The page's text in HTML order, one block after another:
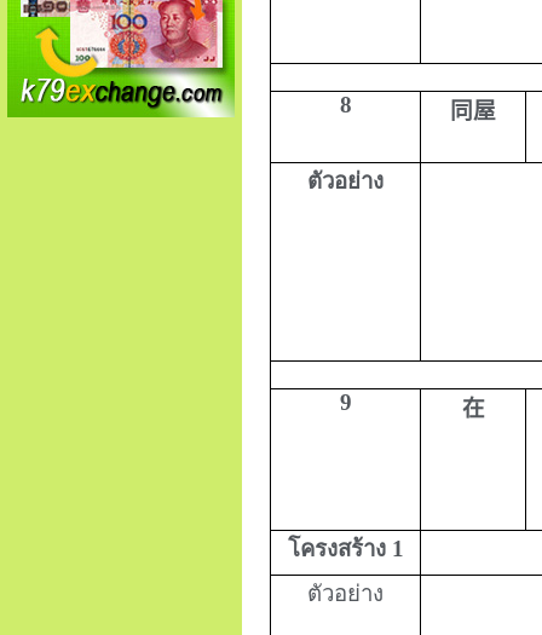
8 同屋
ตัวอย่าง
9 在
โครงสร้าง 1
ตัวอย่าง